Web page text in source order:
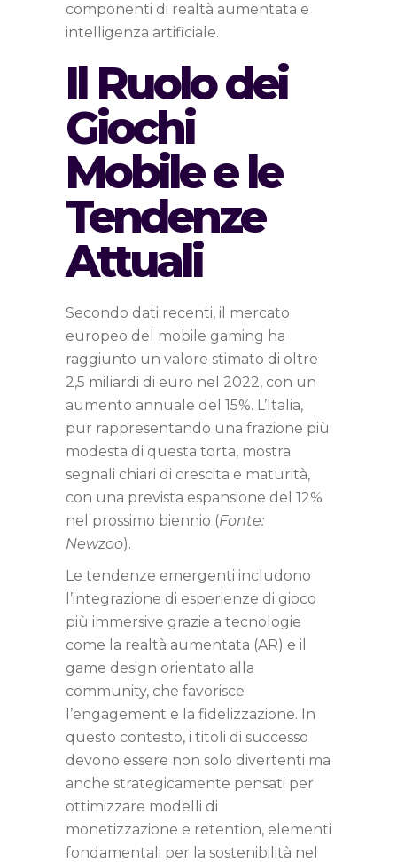
componenti di realtà aumentata e
intelligenza artificiale.
Il Ruolo dei
Giochi
Mobile e le
Tendenze
Attuali
Secondo dati recenti, il mercato
europeo del mobile gaming ha
raggiunto un valore stimato di oltre
2,5 miliardi di euro nel 2022, con un
aumento annuale del 15%. L’Italia,
pur rappresentando una frazione più
modesta di questa torta, mostra
segnali chiari di crescita e maturità,
con una prevista espansione del 12%
nel prossimo biennio (Fonte:
Newzoo).
Le tendenze emergenti includono
l’integrazione di esperienze di gioco
più immersive grazie a tecnologie
come la realtà aumentata (AR) e il
game design orientato alla
community, che favorisce
l’engagement e la fidelizzazione. In
questo contesto, i titoli di successo
devono essere non solo divertenti ma
anche strategicamente pensati per
ottimizzare modelli di
monetizzazione e retention, elementi
fondamentali per la sostenibilità nel